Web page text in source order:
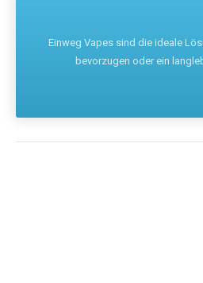
Einweg Vapes sind die ideale
bevorzugen oder ein